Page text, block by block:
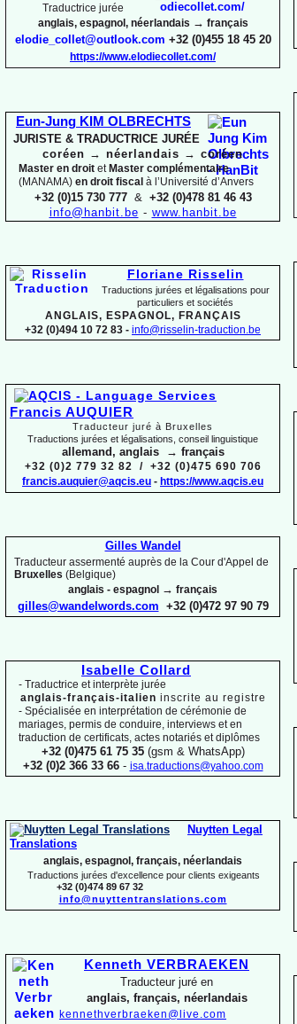
Traductrice jurée
anglais, espagnol, néerlandais → français
elodie_collet@outlook.com +32 (0)455 18 45 20
https://www.elodiecollet.com/
Eun-Jung KIM OLBRECHTS
JURISTE & TRADUCTRICE JURÉE
coréen → néerlandais → coréen
Master en droit etMaster complémentaire
(MANAMA) en droit fiscal à l’Université d’Anvers
+32 (0)15 730 777& +32 (0)478 81 46 43
info@hanbit.be - www.hanbit.be
Floriane Risselin
Traductions jurées et légalisations pour
particuliers et sociétés
ANGLAIS, ESPAGNOL, FRANÇAIS
+32 (0)494 10 72 83 - info@risselin-traduction.be
Francis AUQUIER
Traducteur juré à Bruxelles
Traductions jurées et légalisations, conseil linguistique
allemand, anglais → français
+32 (0)2 779 32 82 / +32 (0)475 690 706
francis.auquier@aqcis.eu - https://www.aqcis.eu
Gilles Wandel
Traducteur assermenté auprès de la Cour d'Appel de
Bruxelles (Belgique)
anglais - espagnol → français
gilles@wandelwords.com +32 (0)472 97 90 79
Isabelle Collard
- Traductrice et interprète jurée
anglais-français-italien inscrite au registre
- Spécialisée en interprétation de cérémonie de
mariages, permis de conduire, interviews et en
traduction de certificats, actes notariés et diplômes
+32 (0)475 61 75 35(gsm & WhatsApp)
+32 (0)2 366 33 66 - isa.traductions@yahoo.com
Nuytten Legal
Translations
anglais, espagnol, français, néerlandais
Traductions jurées d'excellence pour clients exigeants
+32 (0)474 89 67 32
info@nuyttentranslations.com
Kenneth VERBRAEKEN
Traducteur juré en
anglais, français, néerlandais
kennethverbraeken@live.com